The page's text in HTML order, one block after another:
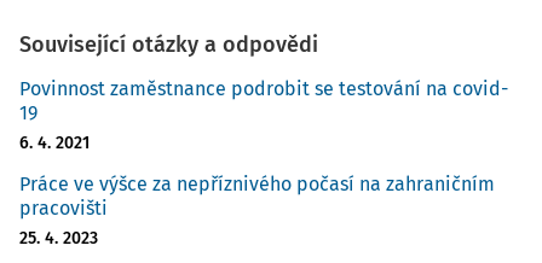
Související otázky a odpovědi
Povinnost zaměstnance podrobit se testování na covid-
19
6. 4. 2021
Práce ve výšce za nepříznivého počasí na zahraničním
pracovišti
25. 4. 2023